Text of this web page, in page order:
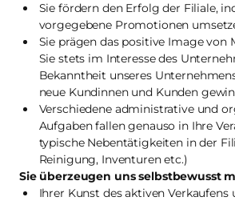
Sie fördern den Erfolg der Filiale,
vorgegebene Promotionen
Sie prägen das positive Image von
Sie stets im Interesse des
Bekanntheit unseres
neue Kundinnen und Kunden
Verschiedene administrative und
Aufgaben fallen genauso in Ihre
typische Nebentätigkeiten in der
Reinigung, Inventuren etc.)
Sie überzeugen uns selbstbewusst
Ihrer Kunst des aktiven Verkaufens